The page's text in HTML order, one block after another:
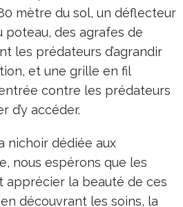
mètre du sol, un déflecteur
poteau, des agrafes de
les prédateurs d’agrandir
et une grille en fil
contre les prédateurs
d’y accéder.
nichoir dédiée aux
nous espérons que les
apprécier la beauté de ces
découvrant les soins, la